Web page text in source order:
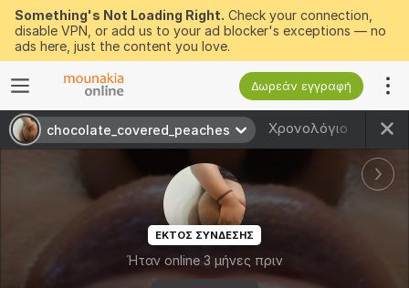
Something's Not Loading Right. Check your connection,
disable VPN, or add us to your ad blocker's exceptions — no
ads here, just the content you love.
Δωρεάν εγγραφή
chocolate_covered_peaches Χρονολόγιο
ΕΚΤΟΣ ΣΥΝΔΕΣΗΣ
Ήταν online 3 μήνες πριν